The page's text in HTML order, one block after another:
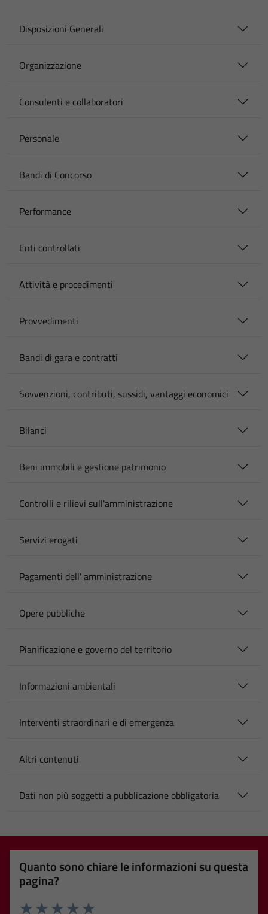
Disposizioni Generali
Organizzazione
Consulenti e collaboratori
Personale
Bandi di Concorso
Performance
Enti controllati
Attività e procedimenti
Provvedimenti
Bandi di gara e contratti
Sovvenzioni, contributi, sussidi, vantaggi economici
Bilanci
Beni immobili e gestione patrimonio
Controlli e rilievi sull'amministrazione
Servizi erogati
Pagamenti dell' amministrazione
Opere pubbliche
Pianificazione e governo del territorio
Informazioni ambientali
Interventi straordinari e di emergenza
Altri contenuti
Dati non più soggetti a pubblicazione obbligatoria
Quanto sono chiare le informazioni su questa
pagina?